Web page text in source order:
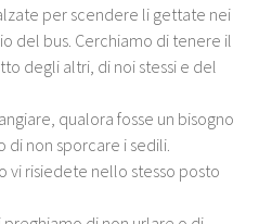
per scendere li gettate nei
del bus. Cerchiamo di tenere il
degli altri, di noi stessi e del
qualora fosse un bisogno
non sporcare i sedili.
vi risiedete nello stesso posto